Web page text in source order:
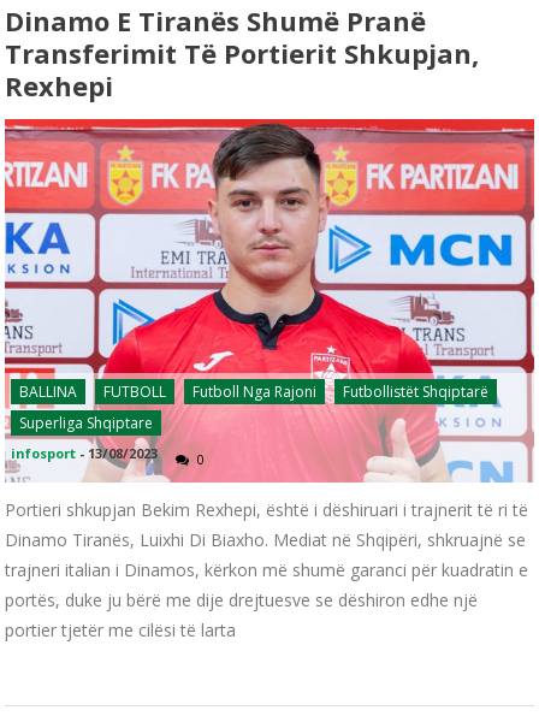
Dinamo E Tiranës Shumë Pranë
Transferimit Të Portierit Shkupjan,
Rexhepi
BALLINA FUTBOLL Futboll Nga Rajoni
Futbollistët Shqiptarë
Superliga Shqiptare
infosport - 13/08/2023 0
Portieri shkupjan Bekim Rexhepi, është i dëshiruari i trajnerit të ri të
Dinamo Tiranës, Luixhi Di Biaxho. Mediat në Shqipëri, shkruajnë se
trajneri italian i Dinamos, kërkon më shumë garanci për kuadratin e
portës, duke ju bërë me dije drejtuesve se dëshiron edhe një
portier tjetër me cilësi të larta